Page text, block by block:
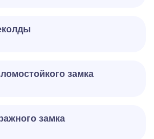
замка
замка